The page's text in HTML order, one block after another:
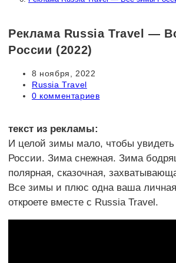
Реклама Russia Travel —
России (2022)
Запись
опубликована:
8 ноября, 2022
Рубрика
записи:
Russia Travel
Комментарии
0 комментариев
текст из рекламы:
И целой зимы мало, чтобы
России. Зима снежная. Зима
полярная, сказочная,
Все зимы и плюс одна ваша
откроете вместе с Russia Travel.